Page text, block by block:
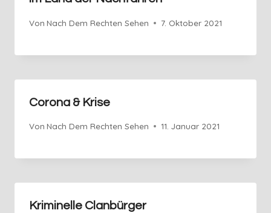
Von Nach Dem Rechten Sehen 7. Oktober 2021
Corona & Krise
Von Nach Dem Rechten Sehen 11. Januar 2021
Kriminelle Clanbürger